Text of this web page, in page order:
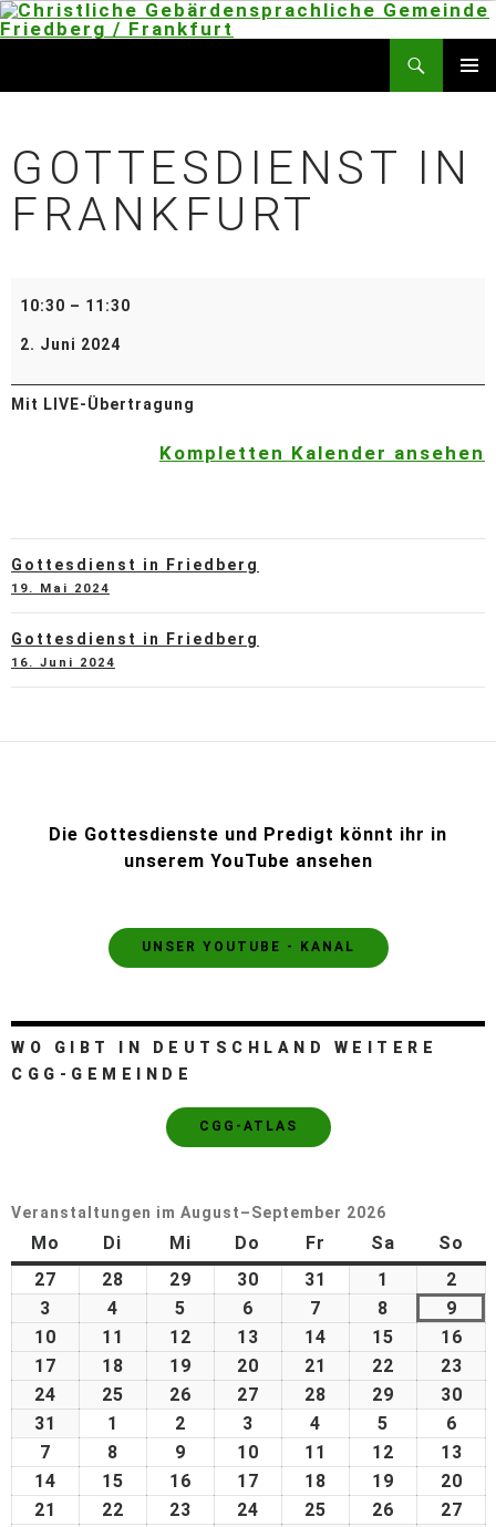
GOTTESDIENST IN
FRANKFURT
10:30 – 11:30
2. Juni 2024
Mit LIVE-Übertragung
Kompletten Kalender ansehen
Gottesdienst in Friedberg
19. Mai 2024
Gottesdienst in Friedberg
16. Juni 2024
Die Gottesdienste und Predigt könnt ihr in
unserem YouTube ansehen
UNSER YOUTUBE - KANAL
WO GIBT IN DEUTSCHLAND WEITERE
CGG-GEMEINDE
CGG-ATLAS
Veranstaltungen im August–September 2026
Mo Di Mi Do Fr Sa
So
27
28 29 30 31 1
2
3
4 5 6 7 8
9
10
11 12 13 14 15
16
17
18 19 20 21 22
23
24
25 26 27 28 29
30
31
1 2 3 4 5
6
7
8 9 10 11 12
13
14
15 16 17 18 19
20
21
22 23 24 25 26
27